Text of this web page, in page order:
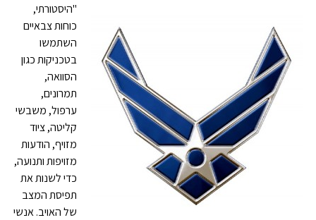
"היסטורתי,
כוחות צבאיים
השתמשו
בטכניקות כגון
הסוואה,
תמרונים,
ערפול, משבשי
קליטה, ציוד
מזויף, הודעות
מזויפות ותנועה,
כדי לשנות את
תפיסת המצב
של האויב. אנשי